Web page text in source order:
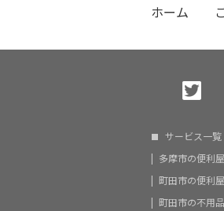
ホーム
サービス一覧
多摩市の便利屋
町田市の便利屋
町田市の不用